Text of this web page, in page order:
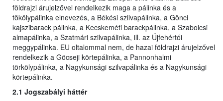
földrajzi árujelzővel rendelkezik maga a pálinka és a
tökölypálinka elnevezés, a Békési szilvapálinka, a Gönci
kajszibarack pálinka, a Kecskeméti barackpálinka, a Szabolcsi
almapálinka, a Szatmári szilvapálinka, ill. az Újfehértói
meggypálinka. EU oltalommal nem, de hazai földrajzi árujelzővel
rendelkezik a Göcseji körtepálinka, a Pannonhalmi
törkölypálinka, a Nagykunsági szilvapálinka és a Nagykunsági
körtepálinka.
2.1 Jogszabályi háttér